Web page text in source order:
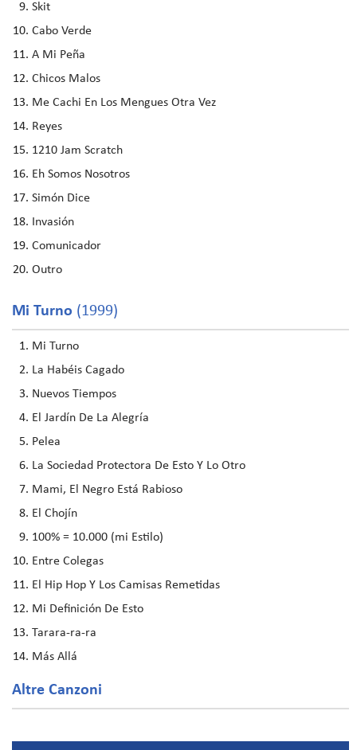
Skit
Cabo Verde
A Mi Peña
Chicos Malos
Me Cachi En Los Mengues Otra Vez
Reyes
1210 Jam Scratch
Eh Somos Nosotros
Simón Dice
Invasión
Comunicador
Outro
Mi Turno (1999)
Mi Turno
La Habéis Cagado
Nuevos Tiempos
El Jardín De La Alegría
Pelea
La Sociedad Protectora De Esto Y Lo Otro
Mami, El Negro Está Rabioso
El Chojín
100% = 10.000 (mi Estilo)
Entre Colegas
El Hip Hop Y Los Camisas Remetidas
Mi Definición De Esto
Tarara-ra-ra
Más Allá
Altre Canzoni